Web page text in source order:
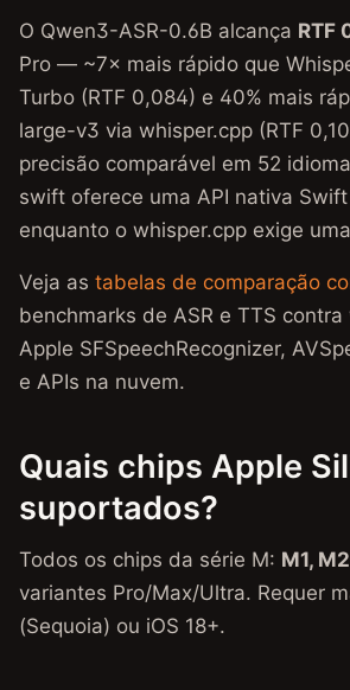
O Qwen3-ASR-0.6B alcança RTF
Pro — ~7× mais rápido que
Turbo (RTF 0,084) e 40% mais
large-v3 via whisper.cpp (RTF
precisão comparável em 52
swift oferece uma API nativa Swift
enquanto o whisper.cpp exige
Veja as tabelas de comparação
benchmarks de ASR e TTS contra
Apple SFSpeechRecognizer,
e APIs na nuvem.
Quais chips Apple
suportados?
Todos os chips da série M: M1,
variantes Pro/Max/Ultra. Requer
(Sequoia) ou iOS 18+.